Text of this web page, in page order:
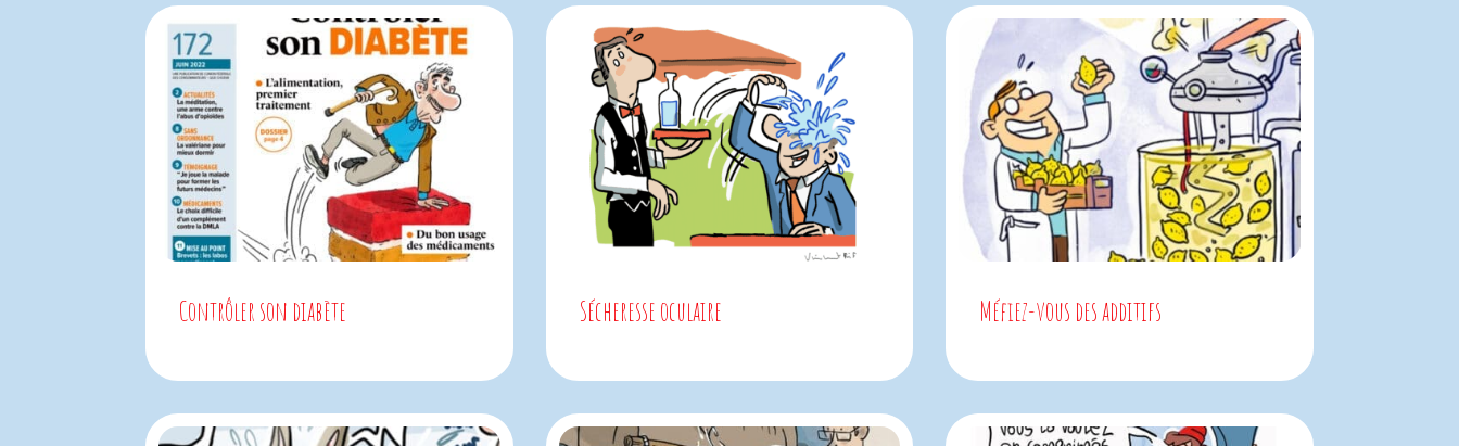
Contrôler son diabète Sécheresse oculaire Méfiez-vous des additifs